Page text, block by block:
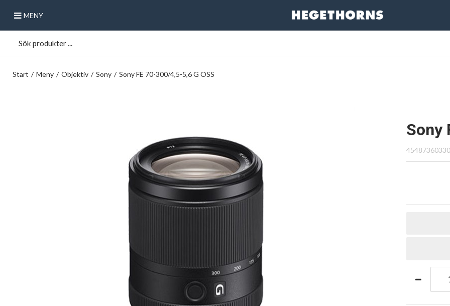
MENY
Start / Meny / Objektiv / Sony / Sony FE 70-300/4,5-5,6 G OSS
Sony